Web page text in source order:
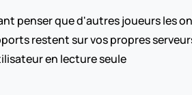
penser que d'autres joueurs les
restent sur vos propres
en lecture seule